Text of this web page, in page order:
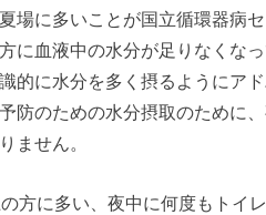
場に多いことが国立循環器病
に血液中の水分が足りなくな
的に水分を多く摂るようにア
防のための水分摂取のために
ません。
方に多い、夜中に何度もトイ